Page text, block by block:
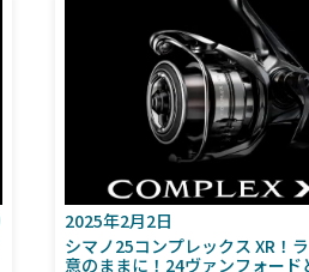
2025年2月2日
シマノ25コンプレックス XR！
意のままに！24ヴァンフォード